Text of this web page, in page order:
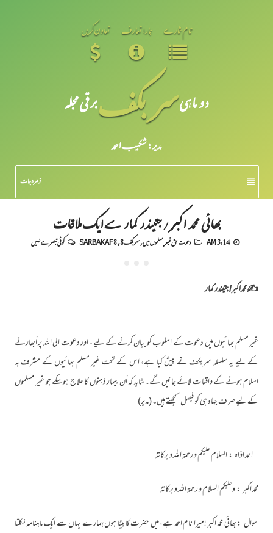
تمام شمارے ہمارا تعارف تعاون کریں
دو ماہیسر بکفبرقی مجلہ
مدیر: شکیبـ احمد
زمرہ جات
بھائی محمد اکبر/ جتیندر کمار سے ایک ملاقات
3:14 AM دعوت حق غیر مسلموں میں,سربکف8 ,
SARBAKAF 8 کوئی تبصرے نہیں
✍محمداکبر/ جتیندر کمار
غیر مسلم بھائیوں میں دعوت کے اسلوب کو بیان کرنے کے لیے ، اور دعوت الی اللہ پر اُبھارنے
کے لیے یہ سلسلہ سربکف نے پیش کیا ہے، اس کے تحت غیر مسلم بھائیوں کے مشرف بہ
اسلام ہونے کے واقعات لائے جائیں گے۔ شاید کہ اُن بیمار ذہنوں کا علاج ہوسکے جو غیر مسلموں
کے لیے صرف جہاد ہی کو فیصل سمجھتے ہیں۔ (مدیر)
احمد اوّاہ : السلام علیکم و رحمۃ اللہ و برکاتہٗ
محمد اکبر : وعلیکم السلام و رحمۃ اللہ و برکاتہٗ
سوال : بھائی محمد اکبر !میرا نام احمد ہے، میں حضرت کا بیٹا ہوں ہمارے یہاں سے ایک ماہنامہ نکلتا